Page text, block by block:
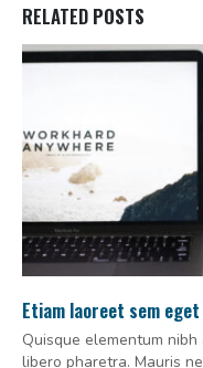
RELATED POSTS
Etiam laoreet sem
Quisque elementum
libero pharetra. Mauris